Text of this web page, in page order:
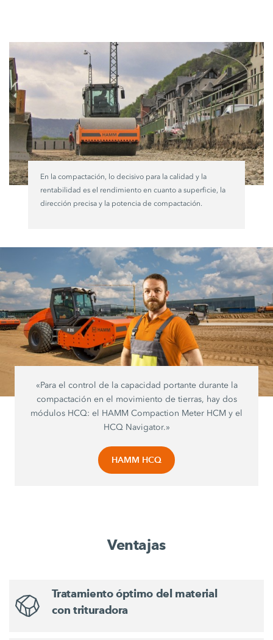
En la compactación, lo decisivo para la calidad y la
rentabilidad es el rendimiento en cuanto a superficie, la
dirección precisa y la potencia de compactación.
«Para el control de la capacidad portante durante la
compactación en el movimiento de tierras, hay dos
módulos HCQ: el HAMM Compaction Meter HCM y el
HCQ Navigator.»
HAMM HCQ
Ventajas
Tratamiento óptimo del material
con trituradora